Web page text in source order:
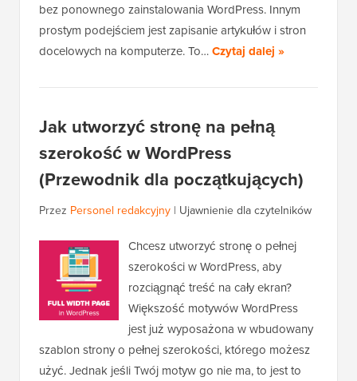
bez ponownego zainstalowania WordPress. Innym
prostym podejściem jest zapisanie artykułów i stron
docelowych na komputerze. To…Czytaj dalej »
Jak utworzyć stronę na pełną
szerokość w WordPress
(Przewodnik dla początkujących)
Przez Personel redakcyjny | Ujawnienie dla czytelników
Chcesz utworzyć stronę o pełnej
szerokości w WordPress, aby
rozciągnąć treść na cały ekran?
Większość motywów WordPress
jest już wyposażona w wbudowany
szablon strony o pełnej szerokości, którego możesz
użyć. Jednak jeśli Twój motyw go nie ma, to jest to